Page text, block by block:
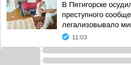
В Пятигорске
преступного
легализовывало
11:03